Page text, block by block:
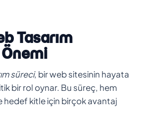
Tasarım
süreci, bir web sitesinin hayata
bir rol oynar. Bu süreç, hem
hedef kitle için birçok avantaj